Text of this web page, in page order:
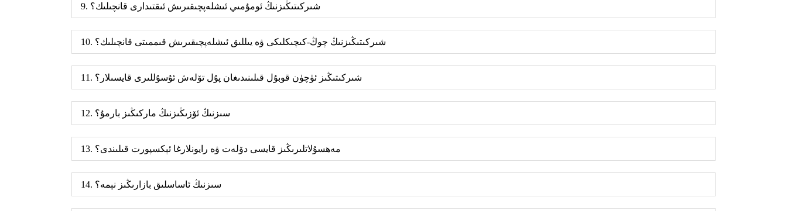
9. شىركىتىڭىزنىڭ ئومۇمىي ئىشلەپچىقىرىش ئىقتىدارى قانچىلىك؟
10. شىركىتىڭىزنىڭ چوڭ-كىچىكلىكى ۋە يىللىق ئىشلەپچىقىرىش قىممىتى قانچىلىك؟
11. شىركىتىڭىز ئۈچۈن قوبۇل قىلىنىدىغان پۇل تۆلەش ئۇسۇللىرى قايسىلار؟
12. سىزنىڭ ئۆزىڭىزنىڭ ماركىڭىز بارمۇ؟
13. مەھسۇلاتلىرىڭىز قايسى دۆلەت ۋە رايونلارغا ئېكسپورت قىلىندى؟
14. سىزنىڭ ئاساسلىق بازارىڭىز نېمە؟